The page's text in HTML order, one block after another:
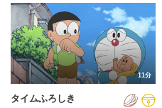
2024年
2025年
2026年
11分
タイムふろしき